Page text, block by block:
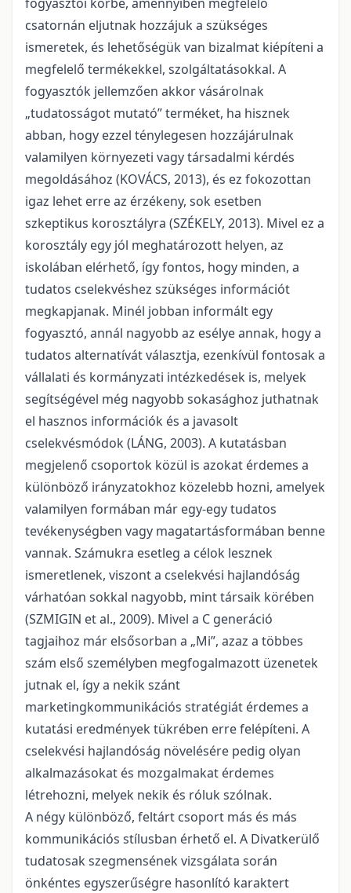
csatornán eljutnak hozzájuk a szükséges
ismeretek, és lehetőségük van bizalmat kiépíteni a
megfelelő termékekkel, szolgáltatásokkal. A
fogyasztók jellemzően akkor vásárolnak
„tudatosságot mutató” terméket, ha hisznek
abban, hogy ezzel ténylegesen hozzájárulnak
valamilyen környezeti vagy társadalmi kérdés
megoldásához (KOVÁCS, 2013), és ez fokozottan
igaz lehet erre az érzékeny, sok esetben
szkeptikus korosztályra (SZÉKELY, 2013). Mivel ez a
korosztály egy jól meghatározott helyen, az
iskolában elérhető, így fontos, hogy minden, a
tudatos cselekvéshez szükséges információt
megkapjanak. Minél jobban informált egy
fogyasztó, annál nagyobb az esélye annak, hogy a
tudatos alternatívát választja, ezenkívül fontosak a
vállalati és kormányzati intézkedések is, melyek
segítségével még nagyobb sokasághoz juthatnak
el hasznos információk és a javasolt
cselekvésmódok (LÁNG, 2003). A kutatásban
megjelenő csoportok közül is azokat érdemes a
különböző irányzatokhoz közelebb hozni, amelyek
valamilyen formában már egy-egy tudatos
tevékenységben vagy magatartásformában benne
vannak. Számukra esetleg a célok lesznek
ismeretlenek, viszont a cselekvési hajlandóság
várhatóan sokkal nagyobb, mint társaik körében
(SZMIGIN et al., 2009). Mivel a C generáció
tagjaihoz már elsősorban a „Mi”, azaz a többes
szám első személyben megfogalmazott üzenetek
jutnak el, így a nekik szánt
marketingkommunikációs stratégiát érdemes a
kutatási eredmények tükrében erre felépíteni. A
cselekvési hajlandóság növelésére pedig olyan
alkalmazásokat és mozgalmakat érdemes
létrehozni, melyek nekik és róluk szólnak.
A négy különböző, feltárt csoport más és más
kommunikációs stílusban érhető el. A Divatkerülő
tudatosak szegmensének vizsgálata során
önkéntes egyszerűségre hasonlító karaktert